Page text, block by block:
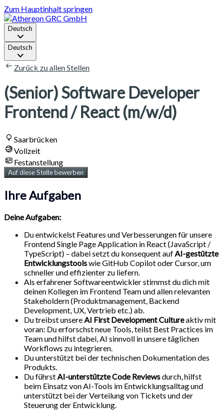
Zum Hauptinhalt springen
Deutsch
Deutsch
Zurück zu allen Stellen
(Senior) Software Developer
Frontend / React (m/w/d)
Saarbrücken
Vollzeit
Festanstellung
Auf diese Stelle bewerben
Ihre Aufgaben
Deine Aufgaben:
Du entwickelst Features und Verbesserungen für unsere
Frontend Single Page Application in React (JavaScript /
TypeScript) – dabei setzt du konsequent auf AI-gestützte
Entwicklungstoolswie GitHub Copilot oder Cursor, um
schneller und effizienter zu liefern.
Als erfahrener Softwareentwickler stimmst du dich mit
deinen Kollegen im Frontend Team und allen relevanten
Stakeholdern (Produktmanagement, Backend
Development, UX, Vertrieb etc.) ab.
Du treibst unsere AI First Development Cultureaktiv mit
voran: Du erforschst neue Tools, teilst Best Practices im
Team und hilfst dabei, AI sinnvoll in unsere täglichen
Workflows zu integrieren.
Du unterstützt bei der technischen Dokumentation des
Produkts.
Du führst AI-unterstützte Code Reviewsdurch, hilfst
beim Einsatz von AI-Tools im Entwicklungsalltag und
unterstützt bei der Verteilung von Tickets und der
Steuerung der Entwicklung.